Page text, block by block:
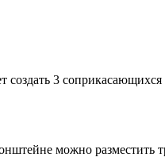
3
можно разместить